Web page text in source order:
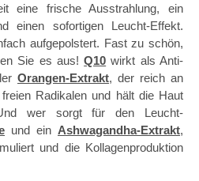
eine frische Ausstrahlung, ein
einen sofortigen Leucht-Effekt.
aufgepolstert. Fast zu schön,
Sie es aus!Q10 wirkt als Anti-
Orangen-Extrakt, der reich an
Radikalen und hält die Haut
wer sorgt für den Leucht-
und ein Ashwagandha-Extrakt,
und die Kollagenproduktion